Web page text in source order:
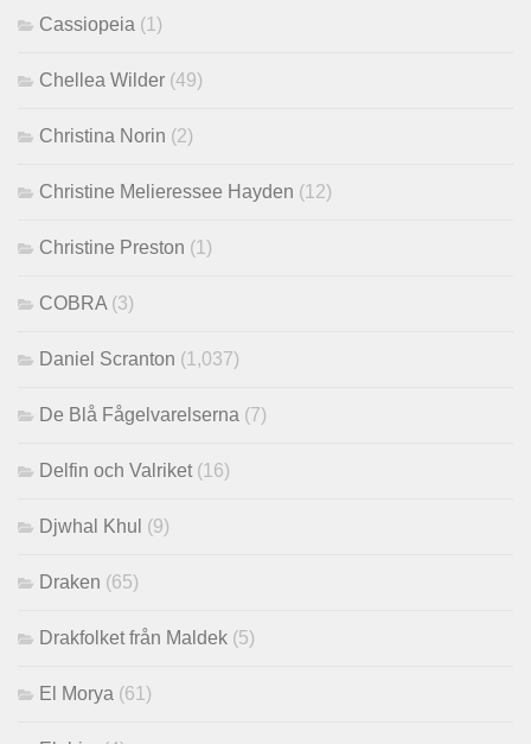
Cassiopeia (1)
Chellea Wilder (49)
Christina Norin (2)
Christine Melieressee Hayden (12)
Christine Preston (1)
COBRA (3)
Daniel Scranton (1,037)
De Blå Fågelvarelserna (7)
Delfin och Valriket (16)
Djwhal Khul (9)
Draken (65)
Drakfolket från Maldek (5)
El Morya (61)